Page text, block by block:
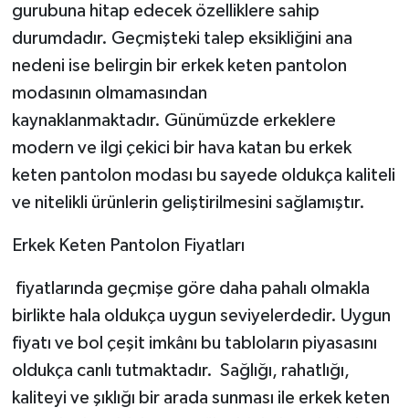
gurubuna hitap edecek özelliklere sahip
durumdadır. Geçmişteki talep eksikliğini ana
nedeni ise belirgin bir erkek keten pantolon
modasının olmamasından
kaynaklanmaktadır. Günümüzde erkeklere
modern ve ilgi çekici bir hava katan bu erkek
keten pantolon modası bu sayede oldukça kaliteli
ve nitelikli ürünlerin geliştirilmesini sağlamıştır.
Erkek Keten Pantolon Fiyatları
fiyatlarında geçmişe göre daha pahalı olmakla
birlikte hala oldukça uygun seviyelerdedir. Uygun
fiyatı ve bol çeşit imkânı bu tabloların piyasasını
oldukça canlı tutmaktadır. Sağlığı, rahatlığı,
kaliteyi ve şıklığı bir arada sunması ile erkek keten